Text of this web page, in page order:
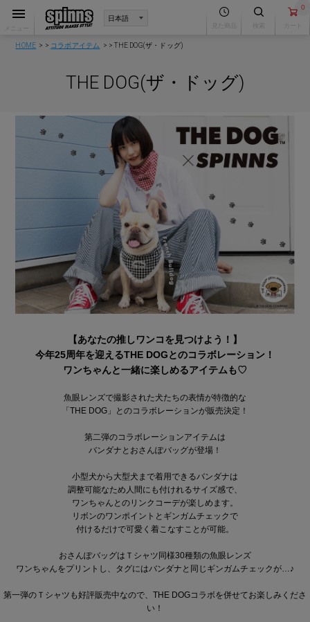
0
HOME コラボアイテム THE DOG(ザ・ドッグ)
THE DOG(ザ・ドッグ)
【あなたの推しワンコを見つけよう！】
今年25周年を迎えるTHE DOGとのコラボレーション！
ワンちゃんと一緒に楽しめるアイテムも♡
魚眼レンズで撮影された犬たちの表情が特徴的な
「THE DOG」とのコラボレーションが販売決定！
第二弾のコラボレーションアイテムは
バンダナとおさんぽバッグが登場！
小型犬から大型犬まで着用できるバンダナは
調整可能なため人間にも付けれるサイズ感で、
ワンちゃんとのリンクコーデが楽しめます。
リボンのワンポイントとギンガムチェックで
付けるだけで可愛く着こなすことが可能。
おさんぽバッグはＴシャツ同様30種類の魚眼レンズ
ワンちゃんをプリントし、タグにはバンダナと同じギンガムチェックが…♪
第一弾のＴシャツも好評販売中なので、THE DOGコラボを併せてお楽しみくださ
い！